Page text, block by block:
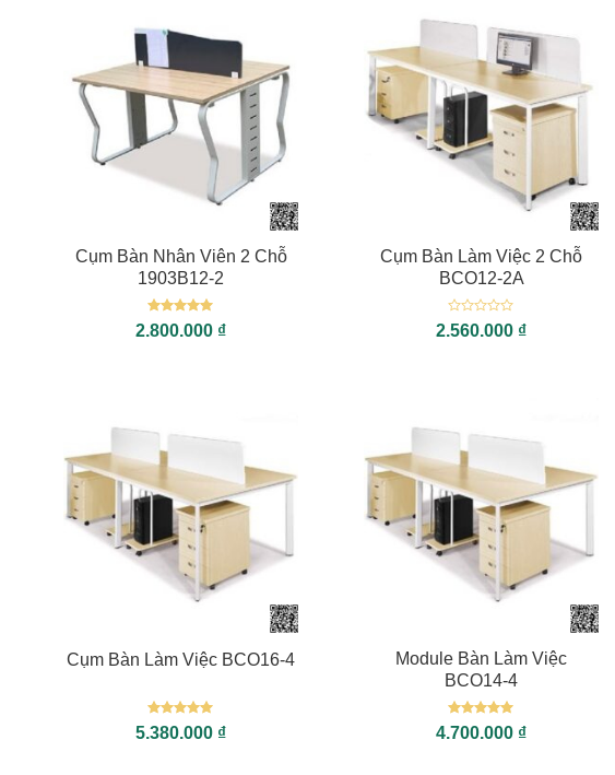
Cụm Bàn Nhân Viên 2 Chỗ
1903B12-2
Được xếp
hạng55
2.800.000 ₫
Cụm Bàn Làm Việc 2 Chỗ
BCO12-2A
Được
xếp
2.560.000 ₫
Cụm Bàn Làm Việc BCO16-4
Được xếp
hạng55
5.380.000 ₫
Module Bàn Làm Việc
BCO14-4
Được xếp
hạng55
4.700.000 ₫